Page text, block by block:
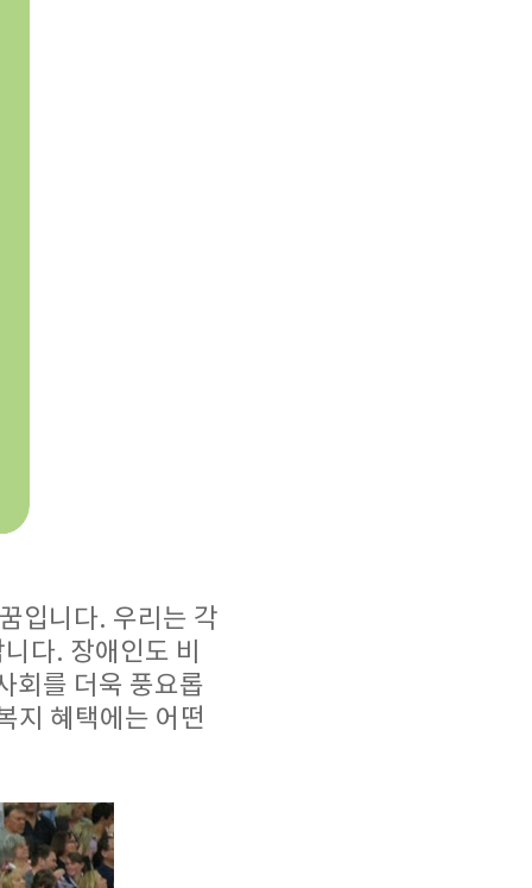
입니다. 우리는 각
다. 장애인도 비
회를 더욱 풍요롭
지 혜택에는 어떤